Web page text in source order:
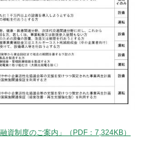
資制度のご案内」（PDF：7,324KB）